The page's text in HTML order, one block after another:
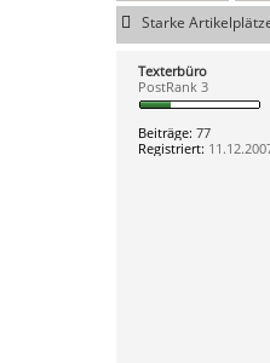
Starke
Texterbüro
PostRank 3
Beiträge: 77
Registriert: